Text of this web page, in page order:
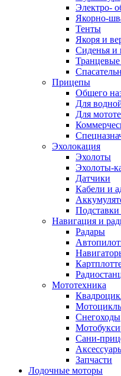
Электро-
Якорно-
Тенты
Якоря и
Сиденья и
Транцевые
Прицепы
Общего
Для
Для
Эхолокация
Эхолоты
Эхолоты-
Датчики
Кабели и
Навигация и
Радары
Мототехника
Снегоходы
Сани-
Запчасти
Лодочные моторы